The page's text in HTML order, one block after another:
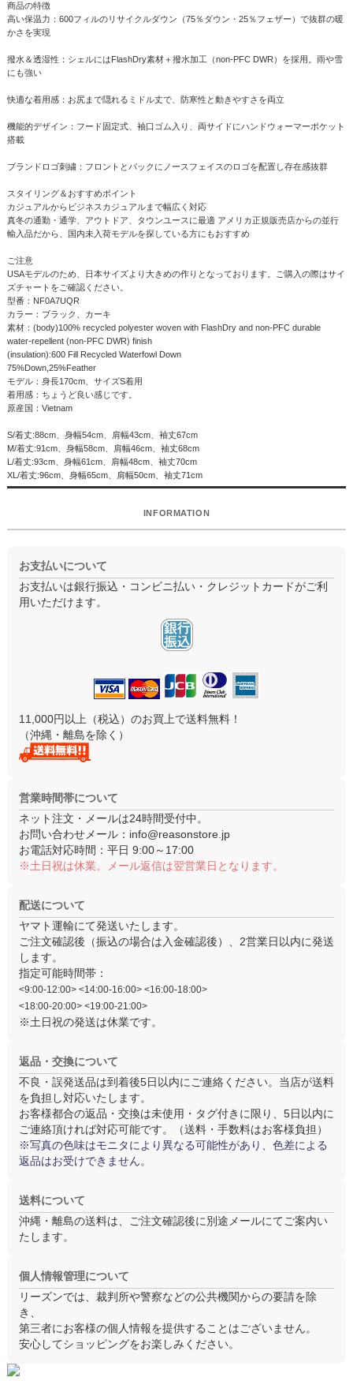
商品の特徴
高い保温力：600フィルのリサイクルダウン（75％ダウン・25％フェザー）で抜群の暖
かさを実現
撥水＆透湿性：シェルにはFlashDry素材＋撥水加工（non-PFC DWR）を採用。雨や雪
にも強い
快適な着用感：お尻まで隠れるミドル丈で、防寒性と動きやすさを両立
機能的デザイン：フード固定式、袖口ゴム入り、両サイドにハンドウォーマーポケット
搭載
ブランドロゴ刺繍：フロントとバックにノースフェイスのロゴを配置し存在感抜群
スタイリング＆おすすめポイント
カジュアルからビジネスカジュアルまで幅広く対応
真冬の通勤・通学、アウトドア、タウンユースに最適 アメリカ正規販売店からの並行
輸入品だから、国内未入荷モデルを探している方にもおすすめ
ご注意
USAモデルのため、日本サイズより大きめの作りとなっております。ご購入の際はサイ
ズチャートをご確認ください。
型番：NF0A7UQR
カラー：ブラック、カーキ
素材：(body)100% recycled polyester woven with FlashDry and non-PFC durable
water-repellent (non-PFC DWR) finish
(insulation):600 Fill Recycled Waterfowl Down
75%Down,25%Feather
モデル：身長170cm、サイズS着用
着用感：ちょうど良い感じです。
原産国：Vietnam
S/着丈:88cm、身幅54cm、肩幅43cm、袖丈67cm
M/着丈:91cm、身幅58cm、肩幅46cm、袖丈68cm
L/着丈:93cm、身幅61cm、肩幅48cm、袖丈70cm
XL/着丈:96cm、身幅65cm、肩幅50cm、袖丈71cm
INFORMATION
お支払いについて
お支払いは銀行振込・コンビニ払い・クレジットカードがご利
用いただけます。
11,000円以上（税込）のお買上で送料無料！
（沖縄・離島を除く）
営業時間帯について
ネット注文・メールは24時間受付中。
お問い合わせメール： info@reasonstore.jp
お電話対応時間： 平日 9:00～17:00
※土日祝は休業。メール返信は翌営業日となります。
配送について
ヤマト運輸にて発送いたします。
ご注文確認後（振込の場合は入金確認後）、 2営業日以内に発送
します。
指定可能時間帯：
<9:00-12:00> <14:00-16:00> <16:00-18:00>
<18:00-20:00> <19:00-21:00>
※土日祝の発送は休業です。
返品・交換について
不良・誤発送品は到着後5日以内にご連絡ください。当店が送料
を負担し対応いたします。
お客様都合の返品・交換は未使用・タグ付き に限り、5日以内に
ご連絡頂ければ対応可能です。（送料・手数料はお客様負担）
※写真の色味はモニタにより異なる可能性があり、色差による
返品はお受けできません。
送料について
沖縄・離島の送料は、ご注文確認後に別途メールにてご案内い
たします。
個人情報管理について
リーズンでは、裁判所や警察などの公共機関からの要請を除
き、
第三者にお客様の個人情報を提供することはございません。
安心してショッピングをお楽しみください。